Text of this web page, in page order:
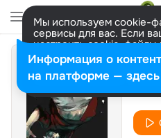
Мы используем cookie-
сервисы для вас. Если
настроить cookie-
представитель. Больше
Разрешить все ня
Anime
Информация о
на платформе — здесь